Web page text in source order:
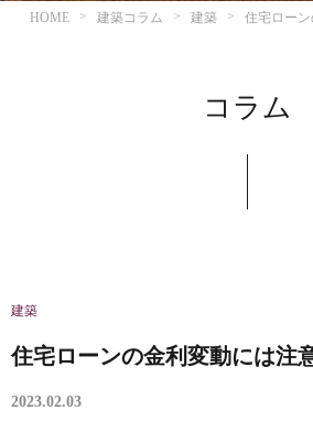
HOME 建築コラム 建築 住宅ローン
コラム
建築
住宅ローンの金利変動には注
2023.02.03